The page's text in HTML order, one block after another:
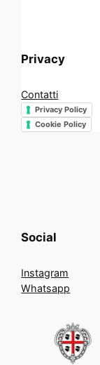
Privacy
Contatti
Privacy Policy
Cookie Policy
Social
Instagram
Whatsapp